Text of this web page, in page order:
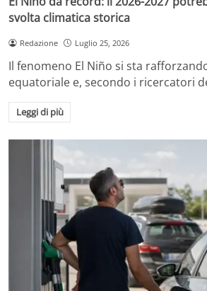
svolta climatica storica
Redazione Luglio 25, 2026
Il fenomeno El Niño si sta
equatoriale e, secondo i ricercatori
Leggi di più